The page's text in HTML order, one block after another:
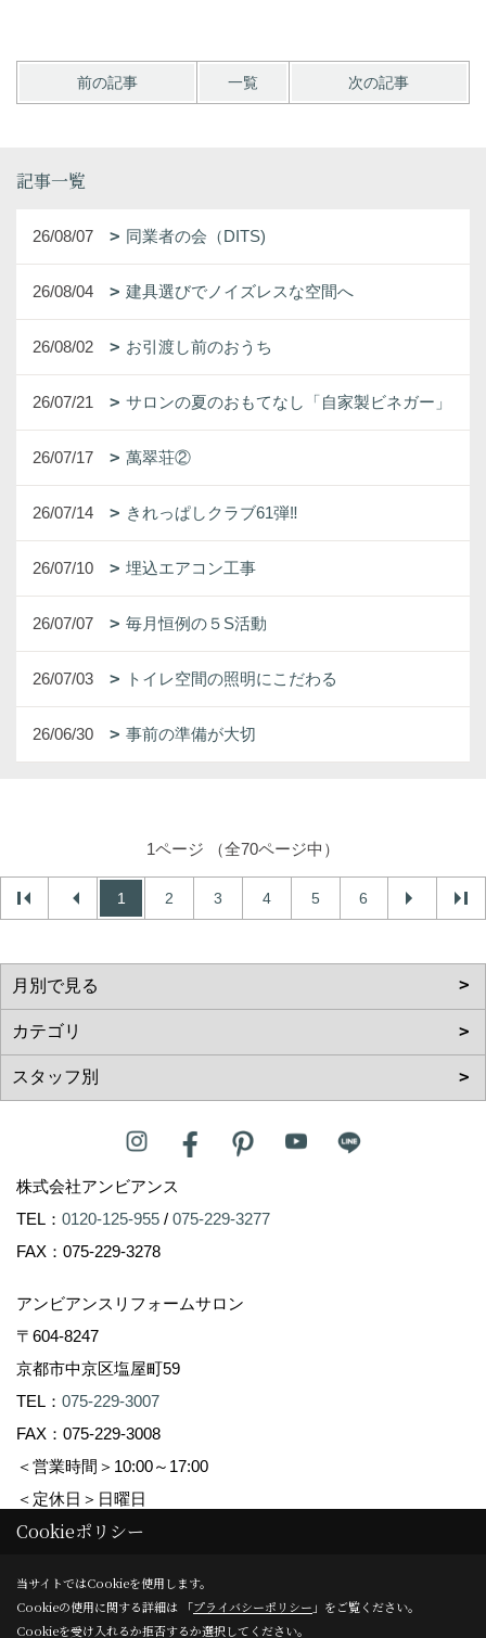
前の記事 一覧 次の記事
記事一覧
26/08/07 同業者の会（DITS)
26/08/04 建具選びでノイズレスな空間へ
26/08/02 お引渡し前のおうち
26/07/21 サロンの夏のおもてなし「自家製ビネガー」
26/07/17 萬翠荘②
26/07/14 きれっぱしクラブ61弾‼
26/07/10 埋込エアコン工事
26/07/07 毎月恒例の５S活動
26/07/03 トイレ空間の照明にこだわる
26/06/30 事前の準備が大切
1ページ （全70ページ中）
1 2 3 4 5 6
株式会社アンビアンス
TEL： 0120-125-955 / 075-229-3277
FAX：075-229-3278
アンビアンスリフォームサロン
〒604-8247
京都市中京区塩屋町59
TEL： 075-229-3007
FAX：075-229-3008
＜営業時間＞10:00～17:00
＜定休日＞日曜日
Copyright (c) Ambiance Co.,Ltd. All Rights Reserved.
Produced byゴデスクリエイト
Cookieポリシー
当サイトではCookieを使用します。
Cookieの使用に関する詳細は 「プライバシーポリシー 」をご覧ください。
Cookieを受け入れるか拒否するか選択してください。